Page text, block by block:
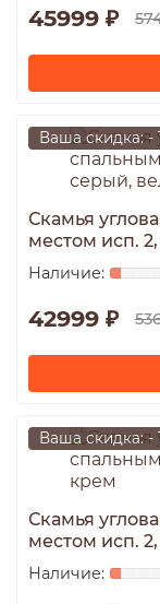
45999 ₽
Ваша скидка: -
Скамья
местом исп.
42999 ₽
Ваша скидка: -
Скамья
местом исп.